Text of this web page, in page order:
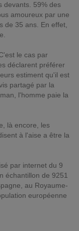
devants. 59% des
amoureux par une
de 35 ans. En effet,
le cas par
déclarent préférer
estiment qu'il est
partagé par la
l'homme paie la
là encore, les
à l'aise a être la
par internet du 9
échantillon de 9251
au Royaume-
européenne